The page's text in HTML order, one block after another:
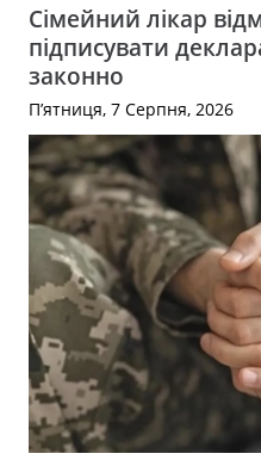
Сімейний лікар
підписувати
законно
П’ятниця, 7 Серпня, 2026